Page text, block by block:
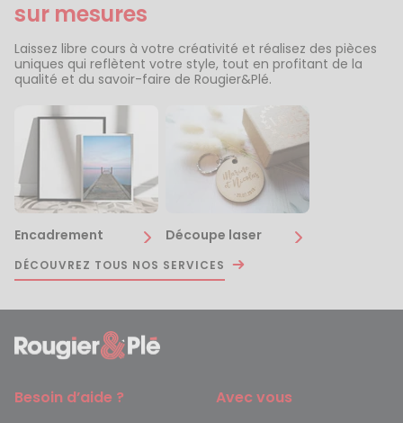
sur mesures
Laissez libre cours à votre créativité et réalisez des pièces
uniques qui reflètent votre style, tout en profitant de la
qualité et du savoir-faire de Rougier&Plé.
Encadrement Découpe laser
DÉCOUVREZ TOUS NOS SERVICES
Besoin d’aide ? Avec vous